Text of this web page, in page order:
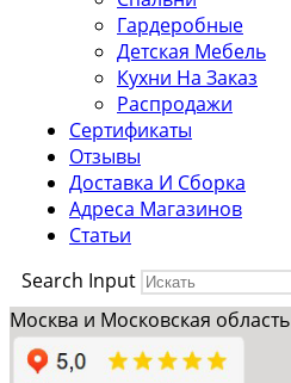
Гардеробные
Детская Мебель
Кухни На Заказ
Распродажи
Сертификаты
Отзывы
Доставка И Сборка
Адреса Магазинов
Статьи
Search Input
Москва и Московская область